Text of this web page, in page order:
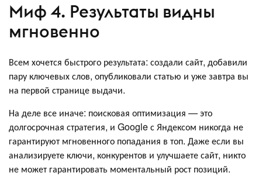
Миф 4. Результаты видны
мгновенно
Всем хочется быстрого результата: создали сайт, добавили
пару ключевых слов, опубликовали статью и уже завтра вы
на первой странице выдачи.
На деле все иначе: поисковая оптимизация — это
долгосрочная стратегия, и Google с Яндексом никогда не
гарантируют мгновенного попадания в топ. Даже если вы
анализируете ключи, конкурентов и улучшаете сайт, никто
не может гарантировать моментальный рост позиций.